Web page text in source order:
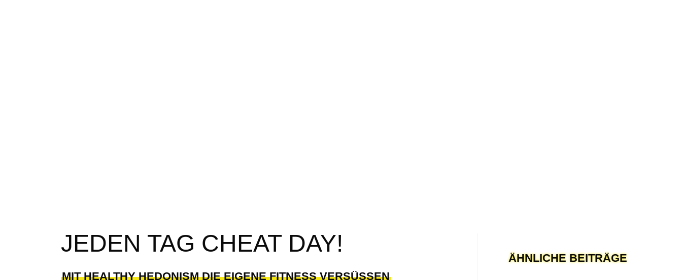
JEDEN TAG CHEAT DAY!
MIT HEALTHY HEDONISM DIE EIGENE FITNESS VERSÜSSEN
ÄHNLICHE BEITRÄGE